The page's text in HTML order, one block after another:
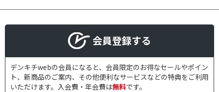
会員登録する
デンキチwebの会員になると、会員限定のお得なセールやポイン
ト、新商品のご案内、その他便利なサービスなどの特典をご利用
いただけます。入会費・年会費は無料です。